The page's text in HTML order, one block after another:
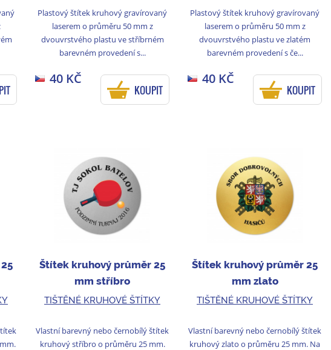
Plastový štítek kruhový gravírovaný
laserem o průměru 50 mm z
dvouvrstvého plastu ve stříbrném
barevném provedení s...
40 KČ
KOUPIT
Plastový štítek kruhový gravírovaný
laserem o průměru 50 mm z
dvouvrstvého plastu ve zlatém
barevném provedení s če...
40 KČ
KOUPIT
Štítek kruhový průměr 25
mm stříbro
TIŠTĚNÉ KRUHOVÉ ŠTÍTKY
Vlastní barevný nebo černobílý štítek
kruhový stříbro o průměru 25 mm.
Štítek kruhový průměr 25
mm zlato
TIŠTĚNÉ KRUHOVÉ ŠTÍTKY
Vlastní barevný nebo černobílý štítek
kruhový zlato o průměru 25 mm. Na